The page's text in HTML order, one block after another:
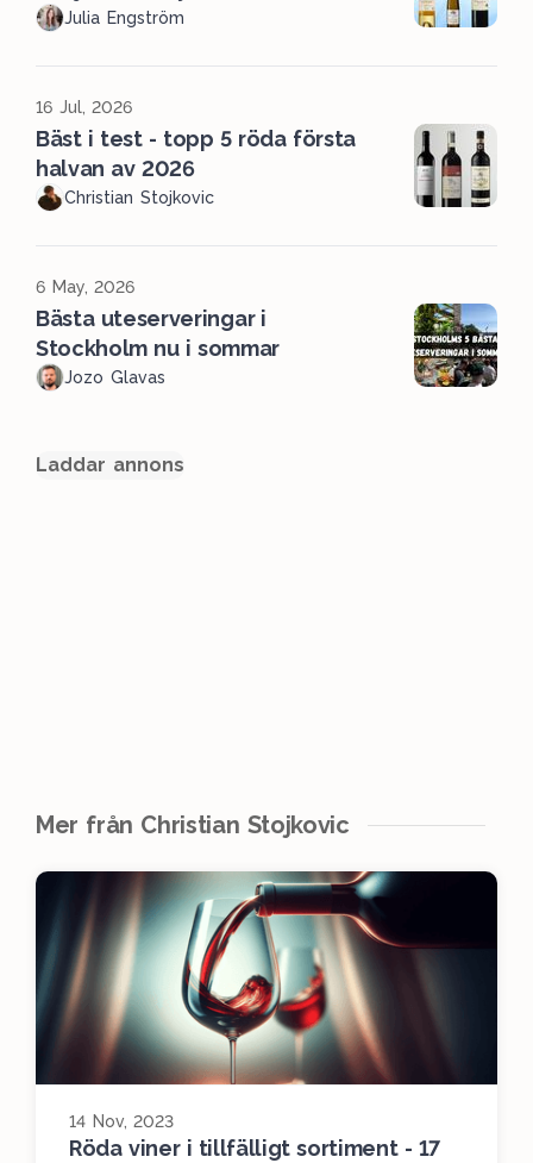
Julia Engström
16 Jul, 2026
Bäst i test - topp 5 röda första
halvan av 2026
Christian Stojkovic
6 May, 2026
Bästa uteserveringar i
Stockholm nu i sommar
Jozo Glavas
Laddar annons
Mer från Christian Stojkovic
14 Nov, 2023
Röda viner i tillfälligt sortiment - 17